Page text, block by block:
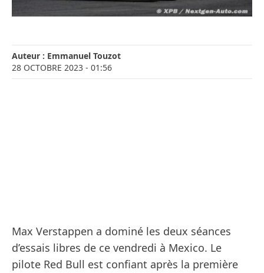
Auteur : Emmanuel Touzot
28 OCTOBRE 2023 - 01:56
Max Verstappen a dominé les deux séances
d’essais libres de ce vendredi à Mexico. Le
pilote Red Bull est confiant après la première